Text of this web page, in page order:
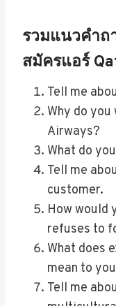
รวมแนวคำ
สมัครแอร์
Tell me
Why do
Airways?
What do
Tell me
customer.
How would
refuses to
What does
mean to
Tell me